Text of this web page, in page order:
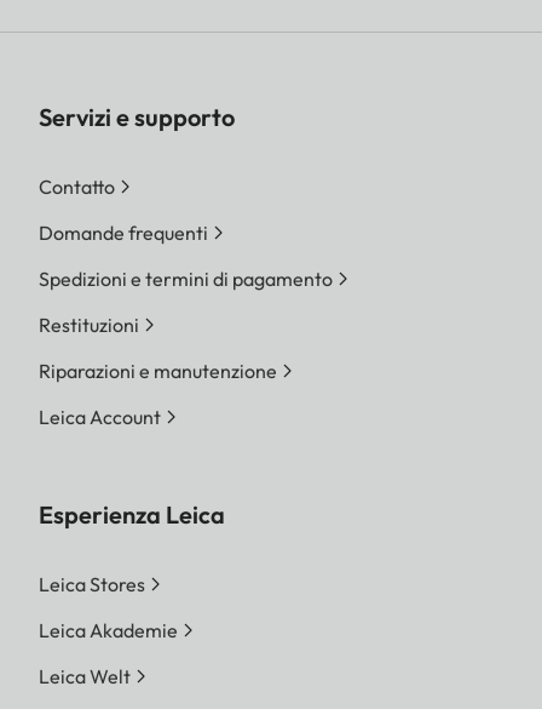
Servizi e supporto
Contatto
Domande frequenti
Spedizioni e termini di pagamento
Restituzioni
Riparazioni e manutenzione
Leica Account
Esperienza Leica
Leica Stores
Leica Akademie
Leica Welt